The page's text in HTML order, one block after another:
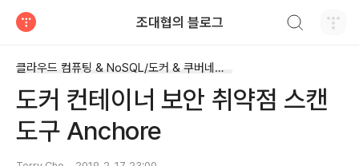
조대협의 블로그
클라우드 컴퓨팅 & NoSQL/도커 & 쿠버네티스
도커 컨테이너 보안 취약점 스캔
도구 Anchore